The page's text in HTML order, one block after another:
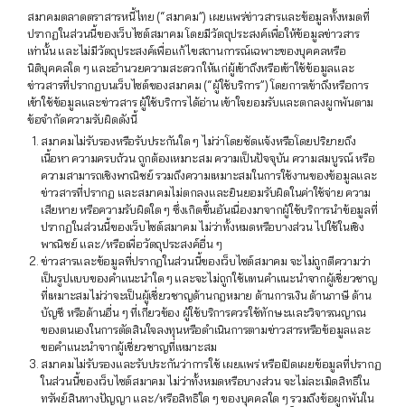
สมาคมตลาดตราสารหนี้ไทย (“สมาคม”) เผยแพร่ข่าวสารและข้อมูลทั้งหมดที่
ปรากฏในส่วนนี้ของเว็บไซต์สมาคม โดยมีวัตถุประสงค์เพื่อให้ข้อมูลข่าวสาร
เท่านั้น และไม่มีวัตถุประสงค์เพื่อแก้ไขสถานการณ์เฉพาะของบุคคลหรือ
นิติบุคคลใด ๆ และอำนวยความสะดวกให้แก่ผู้เข้าถึงหรือเข้าใช้ข้อมูลและ
ข่าวสารที่ปรากฏบนเว็บไซต์ของสมาคม (“ผู้ใช้บริการ”) โดยการเข้าถึงหรือการ
เข้าใช้ข้อมูลและข่าวสาร ผู้ใช้บริการได้อ่าน เข้าใจยอมรับและตกลงผูกพันตาม
ข้อจำกัดความรับผิดดังนี้
สมาคมไม่รับรองหรือรับประกันใด ๆ ไม่ว่าโดยชัดแจ้งหรือโดยปริยายถึง
เนื้อหา ความครบถ้วน ถูกต้องเหมาะสม ความเป็นปัจจุบัน ความสมบูรณ์ หรือ
ความสามารถเชิงพาณิชย์ รวมถึงความเหมาะสมในการใช้งานของข้อมูลและ
ข่าวสารที่ปรากฏ และสมาคมไม่ตกลงและยินยอมรับผิดในค่าใช้จ่าย ความ
เสียหาย หรือความรับผิดใด ๆ ซึ่งเกิดขึ้นอันเนื่องมาจากผู้ใช้บริการนำข้อมูลที่
ปรากฏในส่วนนี้ของเว็บไซต์สมาคม ไม่ว่าทั้งหมดหรือบางส่วน ไปใช้ในเชิง
พาณิชย์ และ/หรือเพื่อวัตถุประสงค์อื่น ๆ
ข่าวสารและข้อมูลที่ปรากฏในส่วนนี้ของเว็บไซต์สมาคม จะไม่ถูกตีความว่า
เป็นรูปแบบของคำแนะนำใด ๆ และจะไม่ถูกใช้แทนคำแนะนำจากผู้เชี่ยวชาญ
ที่เหมาะสมไม่ว่าจะเป็นผู้เชี่ยวชาญด้านกฎหมาย ด้านการเงิน ด้านภาษี ด้าน
บัญชี หรือด้านอื่น ๆ ที่เกี่ยวข้อง ผู้ใช้บริการควรใช้ทักษะและวิจารณญาณ
ของตนเองในการตัดสินใจลงทุนหรือดำเนินการตามข่าวสารหรือข้อมูลและ
ขอคำแนะนำจากผู้เชี่ยวชาญที่เหมาะสม
สมาคมไม่รับรองและรับประกันว่าการใช้ เผยแพร่ หรือเปิดเผยข้อมูลที่ปรากฏ
ในส่วนนี้ของเว็บไซต์สมาคม ไม่ว่าทั้งหมดหรือบางส่วน จะไม่ละเมิดสิทธิใน
ทรัพย์สินทางปัญญา และ/หรือสิทธิใด ๆ ของบุคคลใด ๆ รวมถึงข้อผูกพันใน